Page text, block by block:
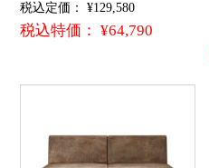
税込定価： ¥129,580
税込特価： ¥64,790